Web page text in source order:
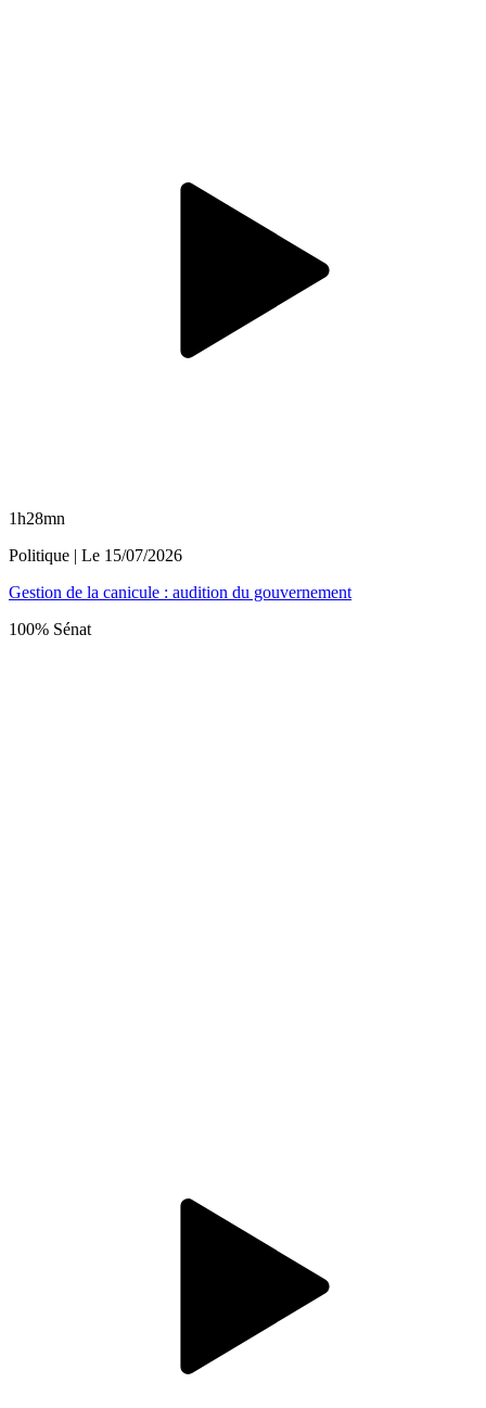
1h28mn
Politique | Le 15/07/2026
Gestion de la canicule : audition du gouvernement
100% Sénat